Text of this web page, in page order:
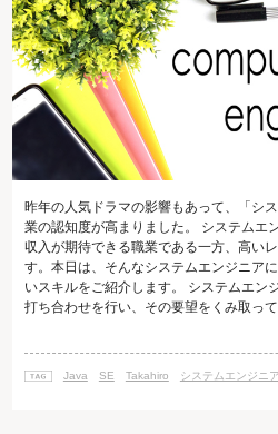
昨年の人気ドラマの影響もあって、「シ
業の認知度が高まりました。 システムエ
収入が期待できる職業である一方、高い
す。本日は、そんなシステムエンジニア
いスキルをご紹介します。 システムエン
打ち合わせを行い、その要望をくみ取っ
ム設計を行うのが主な仕事です。 もち
示するコミュニケーション力や、チーム
Java SE Takahiro システムエンジニア